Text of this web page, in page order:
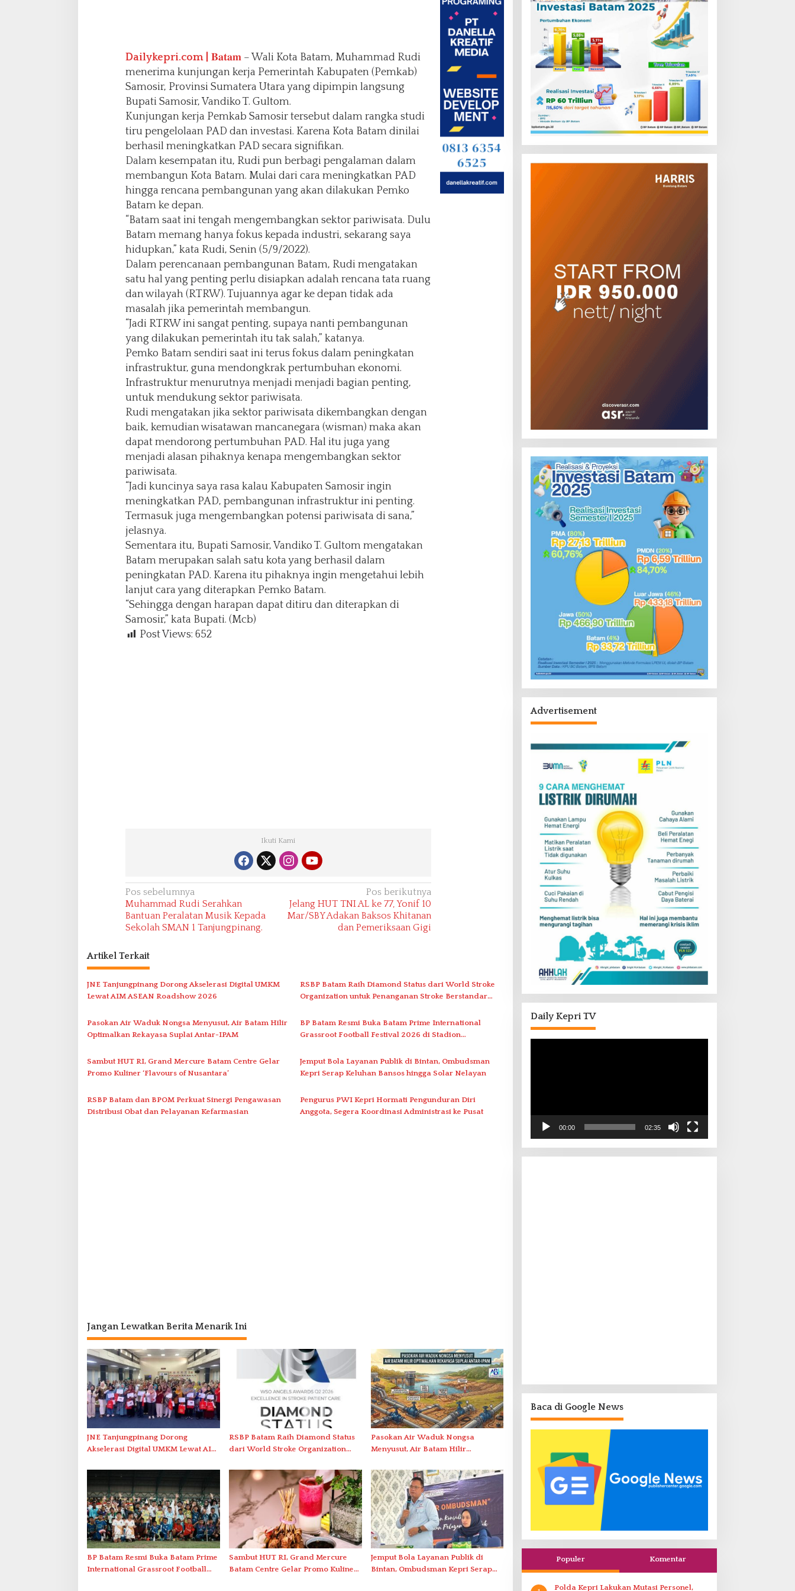
a
n
K
r
j
a
P
m
k
a
b
a
m
o
r
Dailykepri.com | 𝐁𝐚𝐭𝐚𝐦– Wali Kota Batam, Muhammad Rudi
menerima kunjungan kerja Pemerintah Kabupaten (Pemkab)
Samosir, Provinsi Sumatera Utara yang dipimpin langsung
Bupati Samosir, Vandiko T. Gultom.
Kunjungan kerja Pemkab Samosir tersebut dalam rangka studi
tiru pengelolaan PAD dan investasi. Karena Kota Batam dinilai
berhasil meningkatkan PAD secara signifikan.
Dalam kesempatan itu, Rudi pun berbagi pengalaman dalam
membangun Kota Batam. Mulai dari cara meningkatkan PAD
hingga rencana pembangunan yang akan dilakukan Pemko
Batam ke depan.
“Batam saat ini tengah mengembangkan sektor pariwisata. Dulu
Batam memang hanya fokus kepada industri, sekarang saya
hidupkan,” kata Rudi, Senin (5/9/2022).
Dalam perencanaan pembangunan Batam, Rudi mengatakan
satu hal yang penting perlu disiapkan adalah rencana tata ruang
dan wilayah (RTRW). Tujuannya agar ke depan tidak ada
masalah jika pemerintah membangun.
“Jadi RTRW ini sangat penting, supaya nanti pembangunan
yang dilakukan pemerintah itu tak salah,” katanya.
Pemko Batam sendiri saat ini terus fokus dalam peningkatan
infrastruktur, guna mendongkrak pertumbuhan ekonomi.
Infrastruktur menurutnya menjadi menjadi bagian penting,
untuk mendukung sektor pariwisata.
Rudi mengatakan jika sektor pariwisata dikembangkan dengan
baik, kemudian wisatawan mancanegara (wisman) maka akan
dapat mendorong pertumbuhan PAD. Hal itu juga yang
menjadi alasan pihaknya kenapa mengembangkan sektor
pariwisata.
“Jadi kuncinya saya rasa kalau Kabupaten Samosir ingin
meningkatkan PAD, pembangunan infrastruktur ini penting.
Termasuk juga mengembangkan potensi pariwisata di sana,”
jelasnya.
Sementara itu, Bupati Samosir, Vandiko T. Gultom mengatakan
Batam merupakan salah satu kota yang berhasil dalam
peningkatan PAD. Karena itu pihaknya ingin mengetahui lebih
lanjut cara yang diterapkan Pemko Batam.
“Sehingga dengan harapan dapat ditiru dan diterapkan di
Samosir,” kata Bupati. (Mcb)
Post Views: 652
Ikuti Kami
N
a
v
g
s
p
s
Pos sebelumnya
Muhammad Rudi Serahkan
Bantuan Peralatan Musik Kepada
Sekolah SMAN 1 Tanjungpinang.
Pos berikutnya
Jelang HUT TNI AL ke 77, Yonif 10
Mar/SBY Adakan Baksos Khitanan
dan Pemeriksaan Gigi
Artikel Terkait
JNE Tanjungpinang Dorong Akselerasi Digital UMKM
Lewat AIM ASEAN Roadshow 2026
RSBP Batam Raih Diamond Status dari World Stroke
Organization untuk Penanganan Stroke Berstandar
Pasokan Air Waduk Nongsa Menyusut, Air Batam Hilir
Optimalkan Rekayasa Suplai Antar-IPAM
BP Batam Resmi Buka Batam Prime International
Grassroot Football Festival 2026 di Stadion
Sambut HUT RI, Grand Mercure Batam Centre Gelar
Promo Kuliner ‘Flavours of Nusantara’
Jemput Bola Layanan Publik di Bintan, Ombudsman
Kepri Serap Keluhan Bansos hingga Solar Nelayan
RSBP Batam dan BPOM Perkuat Sinergi Pengawasan
Distribusi Obat dan Pelayanan Kefarmasian
Pengurus PWI Kepri Hormati Pengunduran Diri
Anggota, Segera Koordinasi Administrasi ke Pusat
Jangan Lewatkan Berita Menarik Ini
JNE Tanjungpinang Dorong
Akselerasi Digital UMKM Lewat AIM
RSBP Batam Raih Diamond Status
dari World Stroke Organization
Berstandar Internasional
Pasokan Air Waduk Nongsa
Menyusut, Air Batam Hilir
IPAM
BP Batam Resmi Buka Batam Prime
International Grassroot Football
Sambut HUT RI, Grand Mercure
Batam Centre Gelar Promo Kuliner
Jemput Bola Layanan Publik di
Bintan, Ombudsman Kepri Serap
Advertisement
Daily Kepri TV
00:00 02:35
Baca di Google News
Populer Komentar
Polda Kepri Lakukan Mutasi Personel,